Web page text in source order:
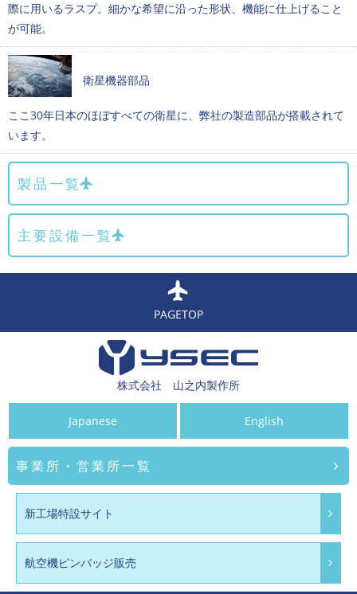
際に用いるラスプ。細かな希望に沿った形状、機能に仕上げること
が可能。
衛星機器部品
ここ30年日本のほぼすべての衛星に、弊社の製造部品が搭載されて
います。
製品一覧
主要設備一覧
PAGETOP
株式会社 山之内製作所
Japanese English
事業所・営業所一覧
新工場特設サイト
航空機ピンバッジ販売